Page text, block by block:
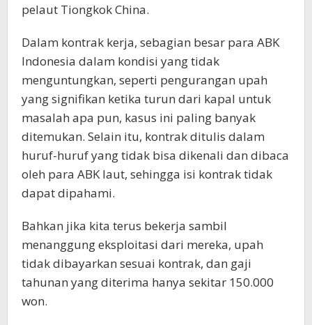
pelaut Tiongkok China.
Dalam kontrak kerja, sebagian besar para ABK
Indonesia dalam kondisi yang tidak
menguntungkan, seperti pengurangan upah
yang signifikan ketika turun dari kapal untuk
masalah apa pun, kasus ini paling banyak
ditemukan. Selain itu, kontrak ditulis dalam
huruf-huruf yang tidak bisa dikenali dan dibaca
oleh para ABK laut, sehingga isi kontrak tidak
dapat dipahami.
Bahkan jika kita terus bekerja sambil
menanggung eksploitasi dari mereka, upah
tidak dibayarkan sesuai kontrak, dan gaji
tahunan yang diterima hanya sekitar 150.000
won.